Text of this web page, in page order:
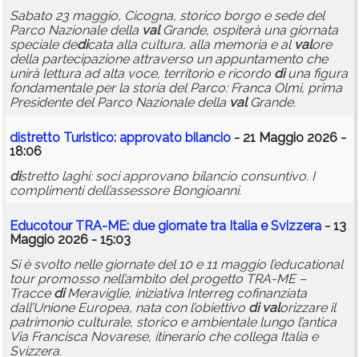
Sabato 23 maggio, Cicogna, storico borgo e sede del
Parco Nazionale della valGrande, ospiterà una giornata
speciale dedicata alla cultura, alla memoria e al valore
della partecipazione attraverso un appuntamento che
unirà lettura ad alta voce, territorio e ricordo diuna figura
fondamentale per la storia del Parco: Franca Olmi, prima
Presidente del Parco Nazionale della valGrande.
distretto Turistico: approvato bilancio - 21 Maggio 2026 -
18:06
distretto laghi: soci approvano bilancio consuntivo. I
complimenti dell’assessore Bongioanni.
Educotour TRA-ME: due giornate tra Italia e Svizzera - 13
Maggio 2026 - 15:03
Si è svolto nelle giornate del 10 e 11 maggio l’educational
tour promosso nell’ambito del progetto TRA-ME –
Tracce diMeraviglie, iniziativa Interreg cofinanziata
dall’Unione Europea, nata con l’obiettivo di valorizzare il
patrimonio culturale, storico e ambientale lungo l’antica
Via Francisca Novarese, itinerario che collega Italia e
Svizzera.